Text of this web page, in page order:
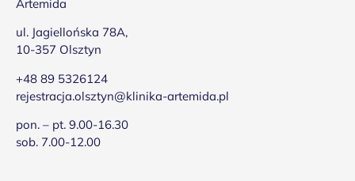
Artemida
ul. Jagiellońska 78A,
10-357 Olsztyn
+48 89 5326124
rejestracja.olsztyn@klinika-artemida.pl
pon. – pt. 9.00-16.30
sob. 7.00-12.00